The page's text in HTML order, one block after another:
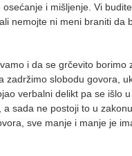
i mišljenje. Vi
nemojte ni meni braniti da
i da se grčevito borimo
zadržimo slobodu govora,
verbalni delikt pa se išlo
a sada ne postoji to u
sve manje i manje je